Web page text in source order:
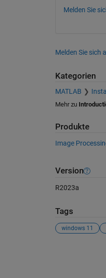
Melden Sie
Melden Sie sich
Kategorien
MATLAB
Mehr zu
Produkte
Image
Version
R2023a
Tags
windows 11